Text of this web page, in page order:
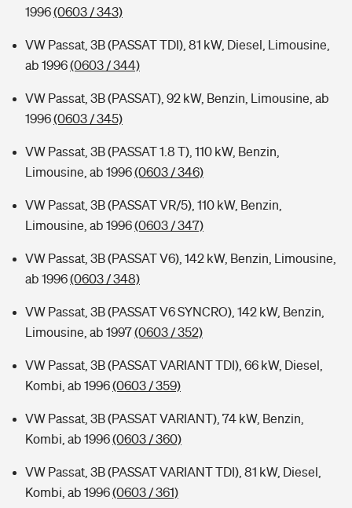
1996(0603 / 343)
VW Passat, 3B (PASSAT TDI), 81 kW, Diesel, Limousine,
ab 1996(0603 / 344)
VW Passat, 3B (PASSAT), 92 kW, Benzin, Limousine, ab
1996(0603 / 345)
VW Passat, 3B (PASSAT 1.8 T), 110 kW, Benzin,
Limousine, ab 1996(0603 / 346)
VW Passat, 3B (PASSAT VR/5), 110 kW, Benzin,
Limousine, ab 1996(0603 / 347)
VW Passat, 3B (PASSAT V6), 142 kW, Benzin, Limousine,
ab 1996(0603 / 348)
VW Passat, 3B (PASSAT V6 SYNCRO), 142 kW, Benzin,
Limousine, ab 1997(0603 / 352)
VW Passat, 3B (PASSAT VARIANT TDI), 66 kW, Diesel,
Kombi, ab 1996(0603 / 359)
VW Passat, 3B (PASSAT VARIANT), 74 kW, Benzin,
Kombi, ab 1996(0603 / 360)
VW Passat, 3B (PASSAT VARIANT TDI), 81 kW, Diesel,
Kombi, ab 1996(0603 / 361)